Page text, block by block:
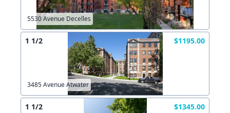
5530 Avenue Decelles
1 1/2 $1195.00
3485 Avenue Atwater
1 1/2 $1345.00